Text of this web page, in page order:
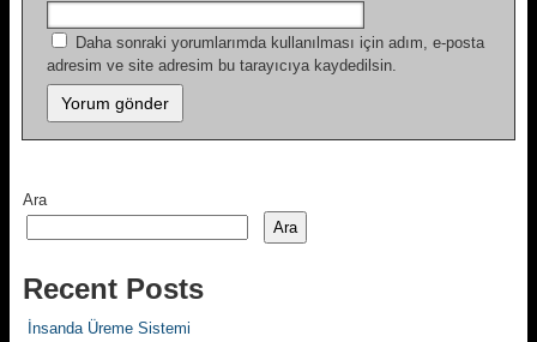
Daha sonraki yorumlarımda kullanılması için adım, e-posta
adresim ve site adresim bu tarayıcıya kaydedilsin.
Ara
Ara
Recent Posts
İnsanda Üreme Sistemi